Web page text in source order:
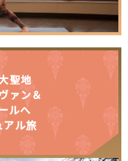
聖地
ァン＆
ルへ
アル旅